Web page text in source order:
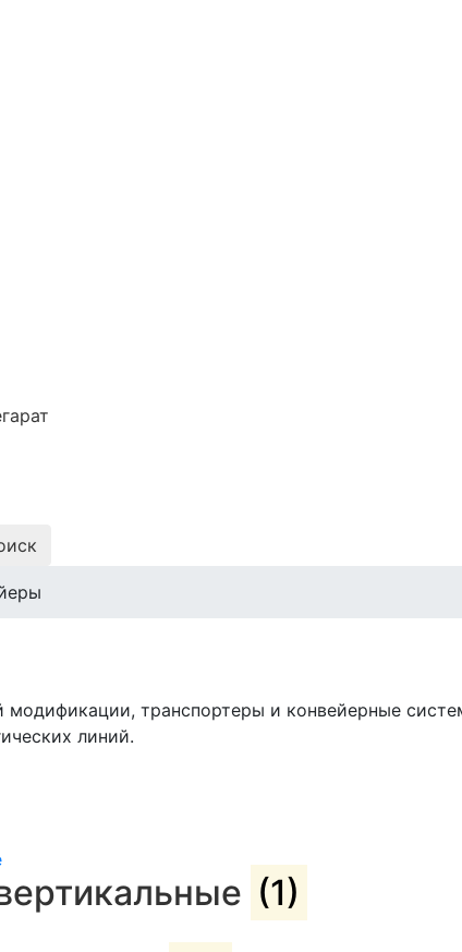
модификации, транспортеры и конвейерные
линий.
(1)